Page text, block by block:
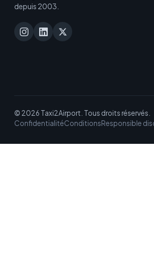
depuis 2003.
© 2026 Taxi2Airport. Tous droits réservés.
ConfidentialitéConditionsResponsible